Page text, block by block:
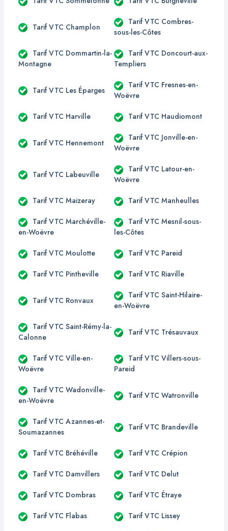
Tarif VTC Champlon
Tarif VTC Combres-
sous-les-Côtes
Tarif VTC Dommartin-la-
Montagne
Tarif VTC Doncourt-aux-
Templiers
Tarif VTC Les Éparges
Tarif VTC Fresnes-en-
Woëvre
Tarif VTC Harville Tarif VTC Haudiomont
Tarif VTC Hennemont
Tarif VTC Jonville-en-
Woëvre
Tarif VTC Labeuville
Tarif VTC Latour-en-
Woëvre
Tarif VTC Maizeray Tarif VTC Manheulles
Tarif VTC Marchéville-
en-Woëvre
Tarif VTC Mesnil-sous-
les-Côtes
Tarif VTC Moulotte Tarif VTC Pareid
Tarif VTC Pintheville Tarif VTC Riaville
Tarif VTC Ronvaux
Tarif VTC Saint-Hilaire-
en-Woëvre
Tarif VTC Saint-Rémy-la-
Calonne
Tarif VTC Trésauvaux
Tarif VTC Ville-en-
Woëvre
Tarif VTC Villers-sous-
Pareid
Tarif VTC Wadonville-
en-Woëvre
Tarif VTC Watronville
Tarif VTC Azannes-et-
Soumazannes
Tarif VTC Brandeville
Tarif VTC Bréhéville Tarif VTC Crépion
Tarif VTC Damvillers Tarif VTC Delut
Tarif VTC Dombras Tarif VTC Étraye
Tarif VTC Flabas Tarif VTC Lissey